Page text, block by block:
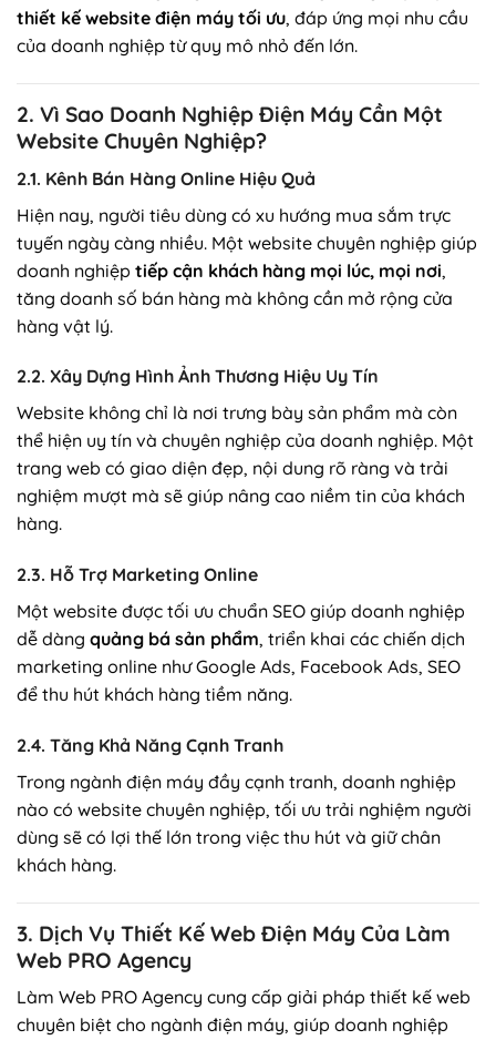
thiết kế website điện máy tối ưu, đáp ứng mọi nhu cầu
của doanh nghiệp từ quy mô nhỏ đến lớn.
2. Vì Sao Doanh Nghiệp Điện Máy Cần Một
Website Chuyên Nghiệp?
2.1. Kênh Bán Hàng Online Hiệu Quả
Hiện nay, người tiêu dùng có xu hướng mua sắm trực
tuyến ngày càng nhiều. Một website chuyên nghiệp giúp
doanh nghiệp tiếp cận khách hàng mọi lúc, mọi nơi,
tăng doanh số bán hàng mà không cần mở rộng cửa
hàng vật lý.
2.2. Xây Dựng Hình Ảnh Thương Hiệu Uy Tín
Website không chỉ là nơi trưng bày sản phẩm mà còn
thể hiện uy tín và chuyên nghiệp của doanh nghiệp. Một
trang web có giao diện đẹp, nội dung rõ ràng và trải
nghiệm mượt mà sẽ giúp nâng cao niềm tin của khách
hàng.
2.3. Hỗ Trợ Marketing Online
Một website được tối ưu chuẩn SEO giúp doanh nghiệp
dễ dàng quảng bá sản phẩm, triển khai các chiến dịch
marketing online như Google Ads, Facebook Ads, SEO
để thu hút khách hàng tiềm năng.
2.4. Tăng Khả Năng Cạnh Tranh
Trong ngành điện máy đầy cạnh tranh, doanh nghiệp
nào có website chuyên nghiệp, tối ưu trải nghiệm người
dùng sẽ có lợi thế lớn trong việc thu hút và giữ chân
khách hàng.
3. Dịch Vụ Thiết Kế Web Điện Máy Của Làm
Web PRO Agency
Làm Web PRO Agency cung cấp giải pháp thiết kế web
chuyên biệt cho ngành điện máy, giúp doanh nghiệp